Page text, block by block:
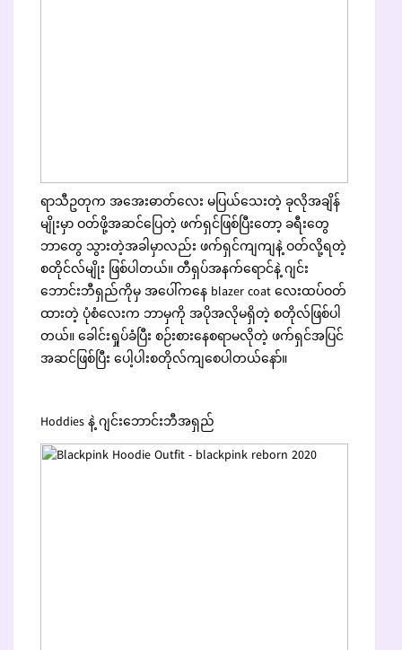
ရာသီဥတုက အအေးဓာတ်လေး မပြယ်သေးတဲ့ ခုလိုအချိန်
မျိုးမှာ ဝတ်ဖို့အဆင်ပြေတဲ့ ဖက်ရှင်ဖြစ်ပြီးတော့ ခရီးတွေ
ဘာတွေ သွားတဲ့အခါမှာလည်း ဖက်ရှင်ကျကျနဲ့ ဝတ်လို့ရတဲ့
စတိုင်လ်မျိုး ဖြစ်ပါတယ်။ တီရှပ်အနက်ရောင်နဲ့ ဂျင်း
ဘောင်းဘီရှည်ကိုမှ အပေါ်ကနေ blazer coat လေးထပ်ဝတ်
ထားတဲ့ ပုံစံလေးက ဘာမှကို အပိုအလိုမရှိတဲ့ စတိုလ်ဖြစ်ပါ
တယ်။ ခေါင်းရှုပ်ခံပြီး စဉ်းစားနေစရာမလိုတဲ့ ဖက်ရှင်အပြင်
အဆင်ဖြစ်ပြီး ပေါ့ပါးစတိုလ်ကျစေပါတယ်နော်။
Hoddies နဲ့ ဂျင်းဘောင်းဘီအရှည်